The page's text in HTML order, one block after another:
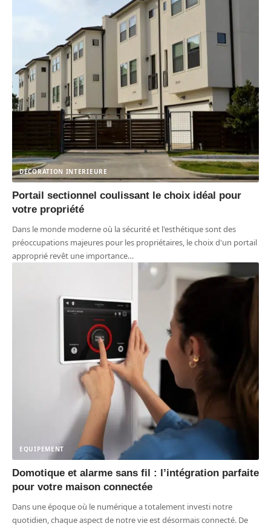
DÉCORATION INTERIEURE
Portail sectionnel coulissant le choix idéal pour
votre propriété
Dans le monde moderne où la sécurité et l'esthétique sont des
préoccupations majeures pour les propriétaires, le choix d'un portail
approprié revêt une importance…
EQUIPEMENT
Domotique et alarme sans fil : l’intégration parfaite
pour votre maison connectée
Dans une époque où le numérique a totalement investi notre
quotidien, chaque aspect de notre vie est désormais connecté. De